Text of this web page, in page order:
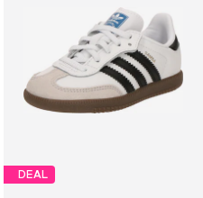
DEAL